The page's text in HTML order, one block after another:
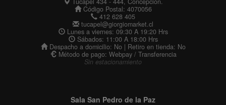
Código Postal: 4070056
412 628 405
tucapel@giorgiomarket.cl
Lunes a viernes: 09:30 A 19:20 Hrs
Sábados: 11:00 A 18:00 Hrs
Despacho a domicilio: No | Retiro en tienda: No
Método de pago: Webpay / Transferencia
Sin estacionamiento
Sala San Pedro de la Paz